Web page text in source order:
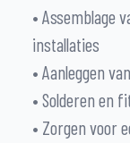
• Assemblage
installaties
• Aanleggen
• Solderen en
• Zorgen voor